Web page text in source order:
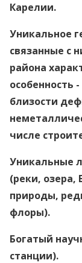
Карелии.
Уникальное
связанные с
района
особенность
близости
числе
Уникальные
(реки, озера,
природы,
флоры).
Богатый
станции).